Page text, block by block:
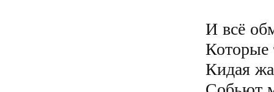
И всё
Которые
Кидая